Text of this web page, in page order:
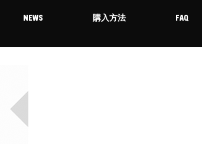
NEWS 購入方法 FAQ